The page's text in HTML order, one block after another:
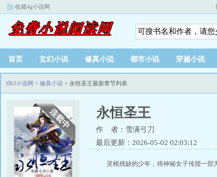
收藏4g小说网
首页 玄幻小说 修真小说 都市小说 穿越小说
t9b3小说网 > 修真小说 > 永恒圣王最新章节列表
永恒圣王
作 者：雪满弓刀
最后更新：2026-05-02 02:03:12
灵根残缺的少年，得神秘女子传授一